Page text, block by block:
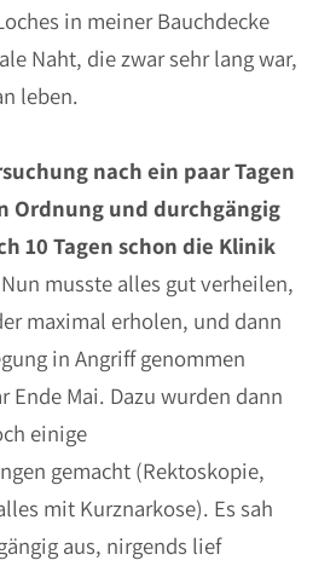
in meiner Bauchdecke
Naht, die zwar sehr lang war,
leben.
nach ein paar Tagen
Ordnung und durchgängig
10 Tagen schon die Klinik
Nun musste alles gut verheilen,
maximal erholen, und dann
in Angriff genommen
Ende Mai. Dazu wurden dann
einige
gemacht (Rektoskopie,
mit Kurznarkose). Es sah
aus, nirgends lief